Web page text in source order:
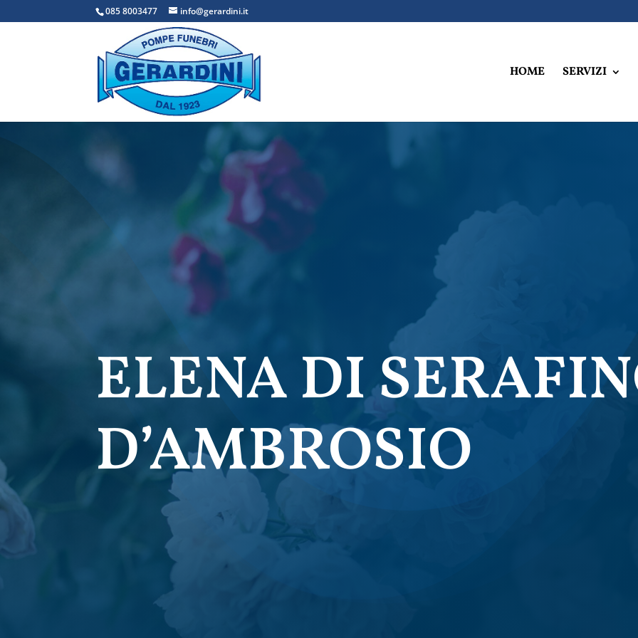
085 8003477 info@gerardini.it
HOME SERVIZI
ELENA DI
D’AMBROSIO